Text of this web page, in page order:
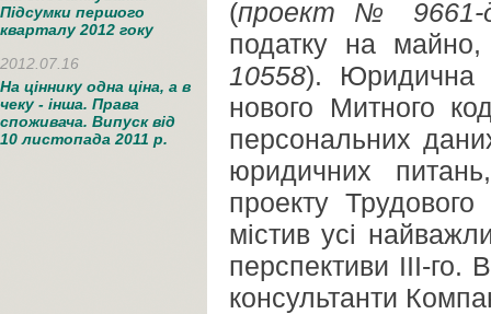
Підсумки першого
кварталу 2012 гоку
2012.07.16
На ціннику одна ціна, а в
чеку - інша. Права
споживача. Випуск від
10 листопада 2011 р.
(проект № 9661-
податку на
10558). Юридична
нового Митного
персональних
юридичних
проекту
містив усі
перспективи III-го.
консультанти